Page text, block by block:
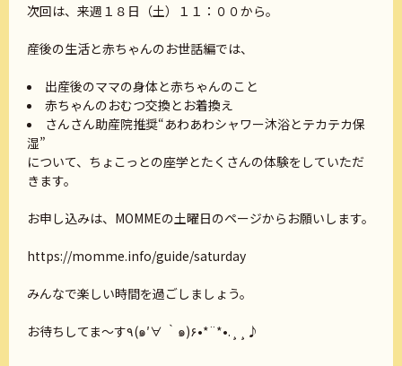
次回は、来週１８日（土）１１：００から。
産後の生活と赤ちゃんのお世話編では、
出産後のママの身体と赤ちゃんのこと
赤ちゃんのおむつ交換とお着換え
さんさん助産院推奨“あわあわシャワー沐浴とテカテカ保
湿”
について、ちょこっとの座学とたくさんの体験をしていただ
きます。
お申し込みは、MOMMEの土曜日のページからお願いします。
https://momme.info/guide/saturday
みんなで楽しい時間を過ごしましょう。
お待ちしてま～す٩(๑′∀ ‵๑)۶•*¨*•.¸¸♪